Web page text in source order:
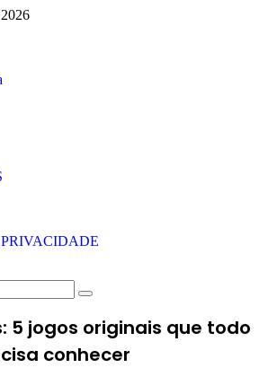
Procurar
5 jogos originais que todo
conhecer